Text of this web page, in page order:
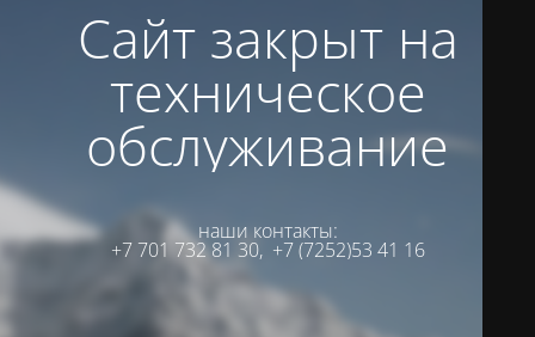
Сайт закрыт на
техническое
обслуживание
наши контакты:
+7 701 732 81 30, +7 (7252)53 41 16